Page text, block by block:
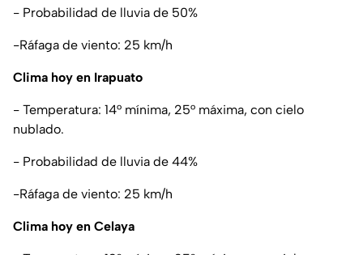
- Probabilidad de lluvia de 50%
-Ráfaga de viento: 25 km/h
Clima hoy en Irapuato
- Temperatura: 14° mínima, 25° máxima, con cielo
nublado.
- Probabilidad de lluvia de 44%
-Ráfaga de viento: 25 km/h
Clima hoy en Celaya